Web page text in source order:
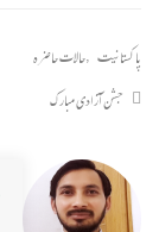
پاکستانیت ,حالات حاضرہ
جشن آزادی مبارک